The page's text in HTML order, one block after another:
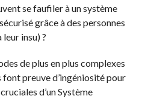
se faufiler à un système
grâce à des personnes
insu) ?
de plus en plus complexes
preuve d’ingéniosité pour
d’un Système